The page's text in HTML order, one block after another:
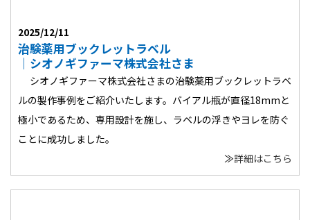
2025/12/11
治験薬用ブックレットラベル
｜シオノギファーマ株式会社さま
シオノギファーマ株式会社さまの治験薬用ブックレットラベ
ルの製作事例をご紹介いたします。バイアル瓶が直径18mmと
極小であるため、専用設計を施し、ラベルの浮きやヨレを防ぐ
ことに成功しました。
≫詳細はこちら